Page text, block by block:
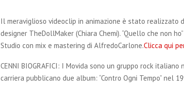
Il meraviglioso videoclip in animazione è stato realizzato
designer TheDollMaker (Chiara Chemi). “Quello che non
Studio con mix e mastering di AlfredoCarlone.Clicca qui
CENNI BIOGRAFICI: I Movida sono un gruppo rock
carriera pubblicano due album: “Contro Ogni Tempo” nel